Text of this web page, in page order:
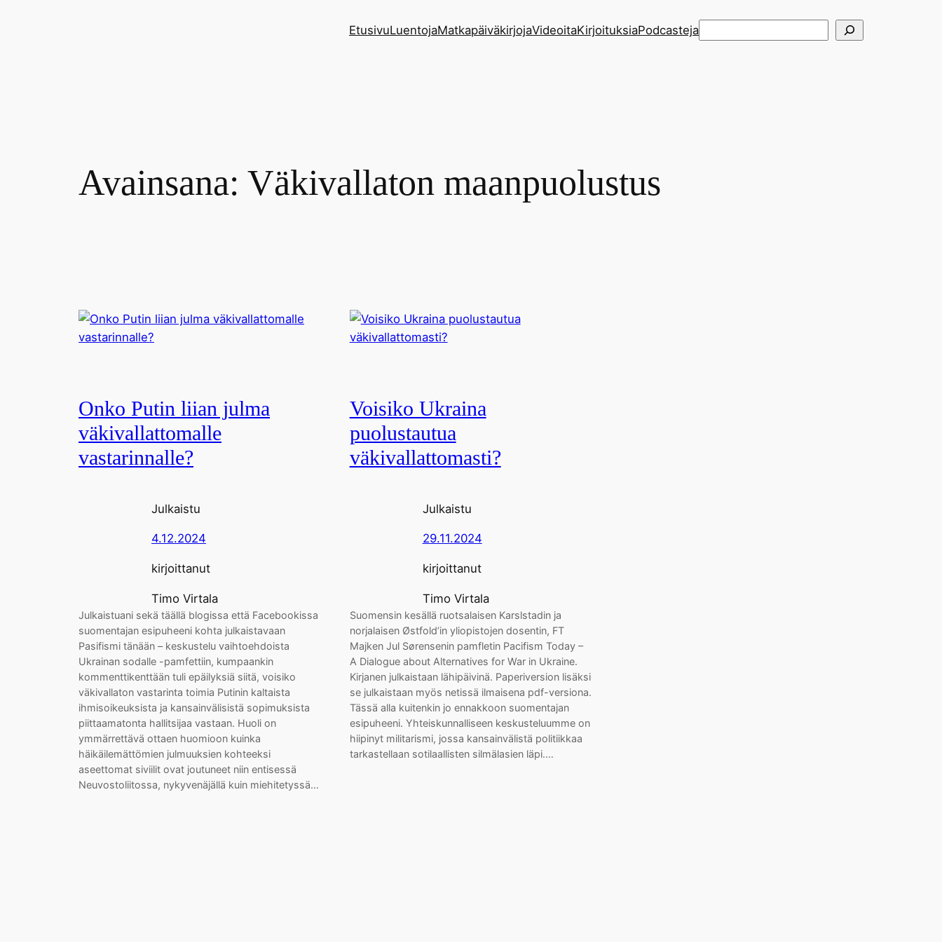
EtusivuLuentojaMatkapäiväkirjojaVideoitaKirjoituksiaPodcastejaEtsi
Avainsana: Väkivallaton maanpuolustus
Onko Putin liian julma
väkivallattomalle
vastarinnalle?
Julkaistu
4.12.2024
kirjoittanut
Timo Virtala
Julkaistuani sekä täällä blogissa että Facebookissa
suomentajan esipuheeni kohta julkaistavaan
Pasifismi tänään – keskustelu vaihtoehdoista
Ukrainan sodalle -pamfettiin, kumpaankin
kommenttikenttään tuli epäilyksiä siitä, voisiko
väkivallaton vastarinta toimia Putinin kaltaista
ihmisoikeuksista ja kansainvälisistä sopimuksista
piittaamatonta hallitsijaa vastaan. Huoli on
ymmärrettävä ottaen huomioon kuinka
häikäilemättömien julmuuksien kohteeksi
aseettomat siviilit ovat joutuneet niin entisessä
Neuvostoliitossa, nykyvenäjällä kuin miehitetyssä…
Voisiko Ukraina
puolustautua
väkivallattomasti?
Julkaistu
29.11.2024
kirjoittanut
Timo Virtala
Suomensin kesällä ruotsalaisen Karslstadin ja
norjalaisen Østfold’in yliopistojen dosentin, FT
Majken Jul Sørensenin pamfletin Pacifism Today –
A Dialogue about Alternatives for War in Ukraine.
Kirjanen julkaistaan lähipäivinä. Paperiversion lisäksi
se julkaistaan myös netissä ilmaisena pdf-versiona.
Tässä alla kuitenkin jo ennakkoon suomentajan
esipuheeni. Yhteiskunnalliseen keskusteluumme on
hiipinyt militarismi, jossa kansainvälistä politiikkaa
tarkastellaan sotilaallisten silmälasien läpi.…